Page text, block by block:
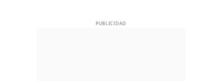
PUBLICIDAD